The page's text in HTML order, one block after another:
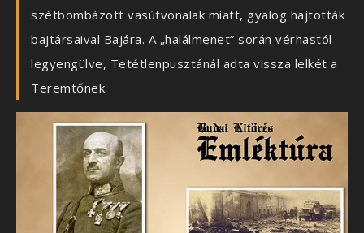
szétbombázott vasútvonalak miatt, gyalog hajtották
bajtársaival Bajára. A „halálmenet” során vérhastól
legyengülve, Tetétlenpusztánál adta vissza lelkét a
Teremtőnek.